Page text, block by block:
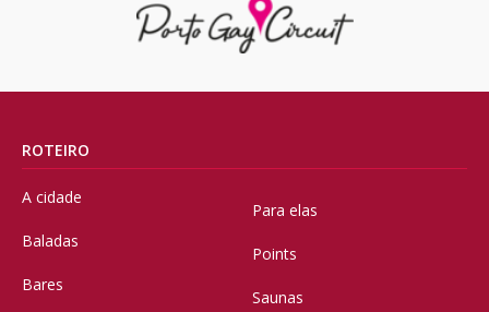
ROTEIRO
A cidade
Baladas
Bares
Para elas
Points
Saunas